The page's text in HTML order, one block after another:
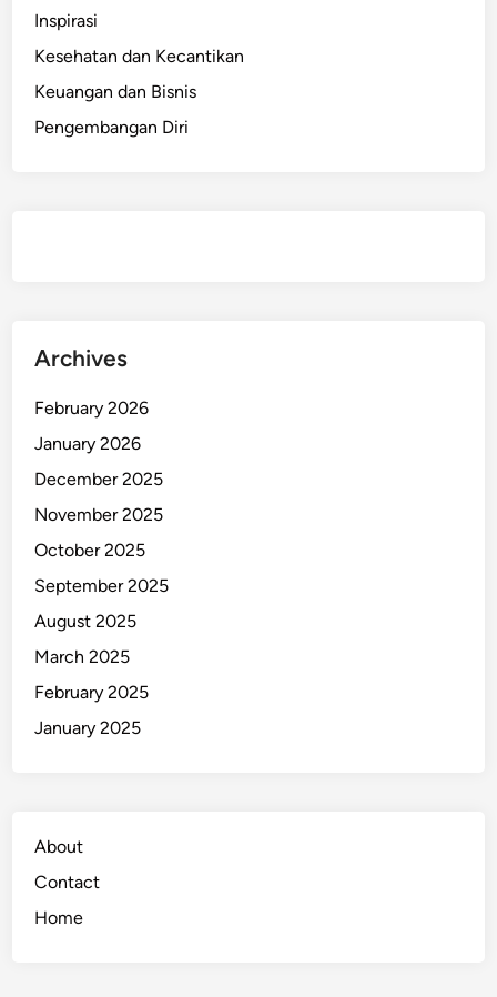
Inspirasi
Kesehatan dan Kecantikan
Keuangan dan Bisnis
Pengembangan Diri
Archives
February 2026
January 2026
December 2025
November 2025
October 2025
September 2025
August 2025
March 2025
February 2025
January 2025
About
Contact
Home